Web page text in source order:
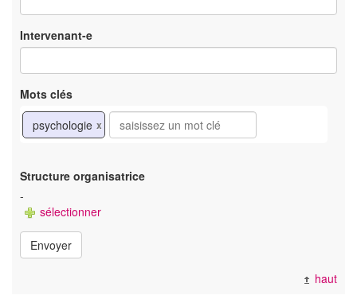
Intervenant-e
Mots clés
psychologie x
Structure organisatrice
-
sélectionner
Envoyer
haut